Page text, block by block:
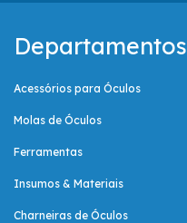
Departamentos
Acessórios para Óculos
Molas de Óculos
Ferramentas
Insumos & Materiais
Charneiras de Óculos